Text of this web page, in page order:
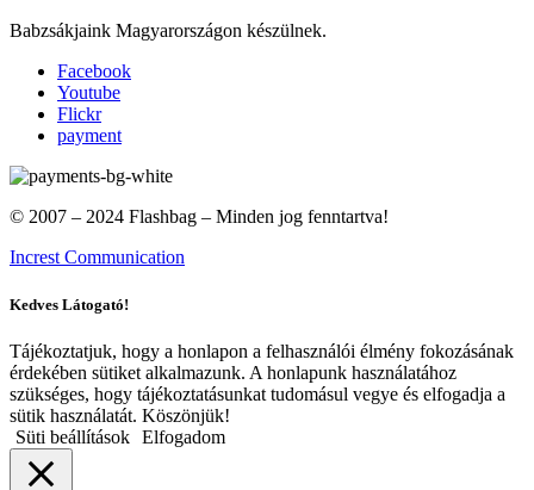
Babzsákjaink Magyarországon készülnek.
Facebook
Youtube
Flickr
payment
© 2007 – 2024 Flashbag – Minden jog fenntartva!
Increst Communication
Kedves Látogató!
Tájékoztatjuk, hogy a honlapon a felhasználói élmény fokozásának
érdekében sütiket alkalmazunk. A honlapunk használatához
szükséges, hogy tájékoztatásunkat tudomásul vegye és elfogadja a
sütik használatát. Köszönjük!
Süti beállítások Elfogadom